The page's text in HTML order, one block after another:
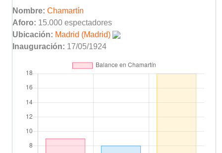
95'
César
Nombre: Chamartín
Aforo: 15.000 espectadores
Ubicación: Madrid (Madrid)
Inauguración: 17/05/1924